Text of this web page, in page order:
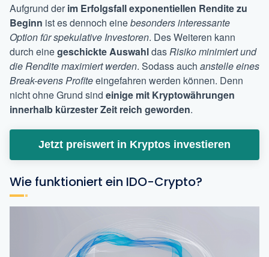
Aufgrund derim Erfolgsfall exponentiellen Renditezu
Beginn ist es dennoch einebesonders interessante
Option für spekulative Investoren. Des Weiteren kann
durch einegeschickte AuswahldasRisiko minimiert und
die Rendite maximiert werden. Sodass auch anstelle eines
Break-evens Profiteeingefahren werden können. Denn
nicht ohne Grund sind einige mit Kryptowährungen
innerhalb kürzester Zeit reich geworden.
Jetzt preiswert in Kryptos investieren
Wie funktioniert ein IDO-Crypto?